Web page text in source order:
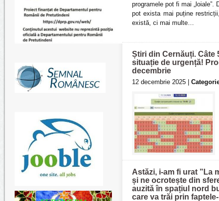
programele pot fi mai
pot exista mai puține
există, ci mai multe…
Știri din Cernăuți. Câte
situație de urgență!
decembrie
12 decembrie 2025 |
Astăzi, i-am fi urat ”La
și ne ocrotește din
auzită în spațiul nord
care va trăi prin